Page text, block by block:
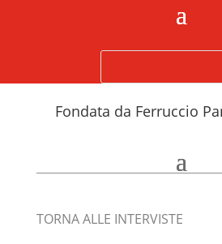
Fondata da Ferruccio
TORNA ALLE INTERVISTE